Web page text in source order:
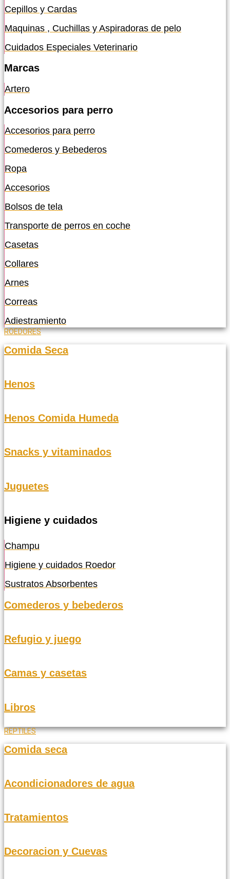
Cepillos y Cardas
Maquinas , Cuchillas y Aspiradoras de pelo
Cuidados Especiales Veterinario
Marcas
Artero
Accesorios para perro
Accesorios para perro
Comederos y Bebederos
Ropa
Accesorios
Bolsos de tela
Transporte de perros en coche
Casetas
Collares
Arnes
Correas
Adiestramiento
ROEDORES
Comida Seca
Henos
Henos Comida Humeda
Snacks y vitaminados
Juguetes
Higiene y cuidados
Champu
Higiene y cuidados Roedor
Sustratos Absorbentes
Comederos y bebederos
Refugio y juego
Camas y casetas
Libros
REPTILES
Comida seca
Acondicionadores de agua
Tratamientos
Decoracion y Cuevas